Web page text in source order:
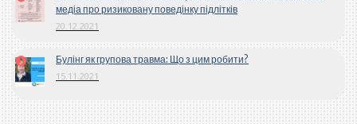
медіа про ризиковану поведінку підлітків
20.12.2021
Булінг як групова травма: Що з цим робити?
15.11.2021